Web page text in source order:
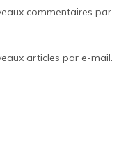
commentaires par
articles par e-mail.